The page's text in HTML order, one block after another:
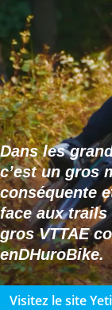
Dans les
c’est un gros
conséquente
face aux trails
gros VTTAE
enDHuroBike.
Visitez le site Yeti